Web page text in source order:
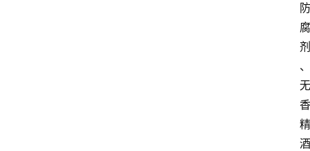
防
腐
剂
、
无
香
精
酒